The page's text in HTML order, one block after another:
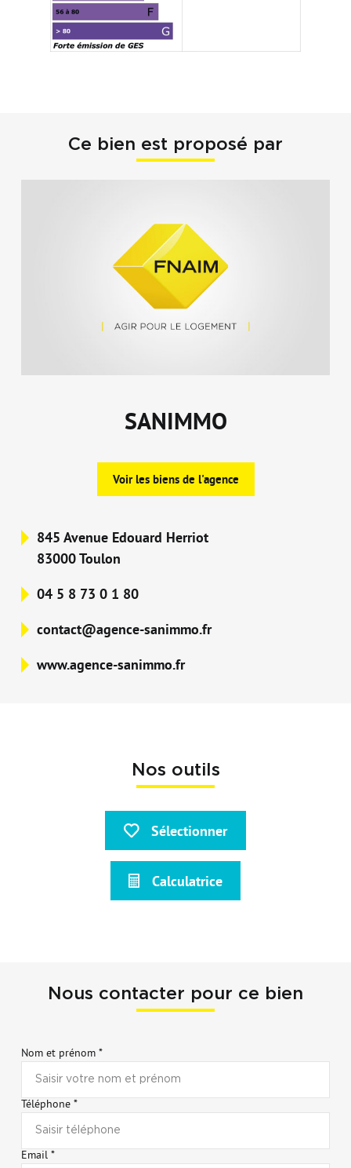
Ce bien est proposé par
SANIMMO
Voir les biens de l'agence
845 Avenue Edouard Herriot
83000 Toulon
04 5 8 73 0 1 80
contact@agence-sanimmo.fr
www.agence-sanimmo.fr
Nos outils
Sélectionner
Calculatrice
Nous contacter pour ce bien
Nom et prénom *
Téléphone *
Email *